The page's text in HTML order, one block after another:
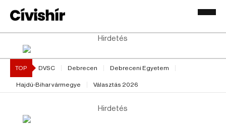
Hirdetés
TOP DVSC Debrecen Debreceni Egyetem
Hajdú-Bihar vármegye Választás 2026
Hirdetés